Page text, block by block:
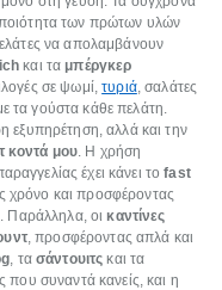
ποιότητα των πρώτων υλών
να απολαμβάνουν
και τα μπέργκερ
σε ψωμί,τυριά, σαλάτες
τα γούστα κάθε πελάτη.
εξυπηρέτηση, αλλά και την
κοντά μου. Η χρήση
έχει κάνει τοfast
χρόνο και προσφέροντας
Παράλληλα, οι καντίνες
, προσφέροντας απλά και
, τασάντουιτς και τα
που συναντά κανείς, και η